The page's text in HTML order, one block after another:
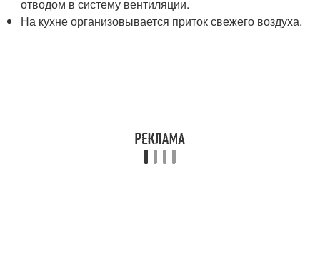
отводом в систему вентиляции.
На кухне организовывается приток свежего воздуха.